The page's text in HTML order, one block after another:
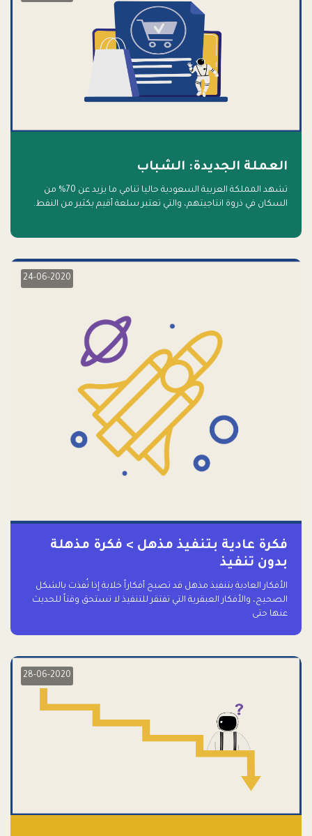
العملة الجديدة: الشباب
تشهد المملكة العربية السعودية حاليا تنامي ما يزيد عن 70% من
السكان في ذروة انتاجيتهم، والتي تعتبر سلعة أقيم بكثير من النفط.
24-06-2020
فكرة عادية بتنفيذ مذهل > فكرة مذهلة
بدون تنفيذ
الأفكار العادية بتنفيذ مذهل قد تصبح أفكاراً خلابة إذا نُفذت بالشكل
الصحيح، والأفكار العبقرية التي تفتقر للتنفيذ لا تستحق وقتاً للحديث
عنها حتى
28-06-2020